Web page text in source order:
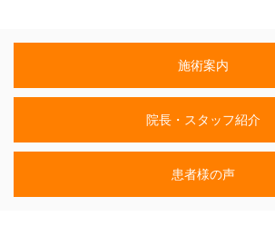
施術案内
院長・スタッフ紹介
患者様の声